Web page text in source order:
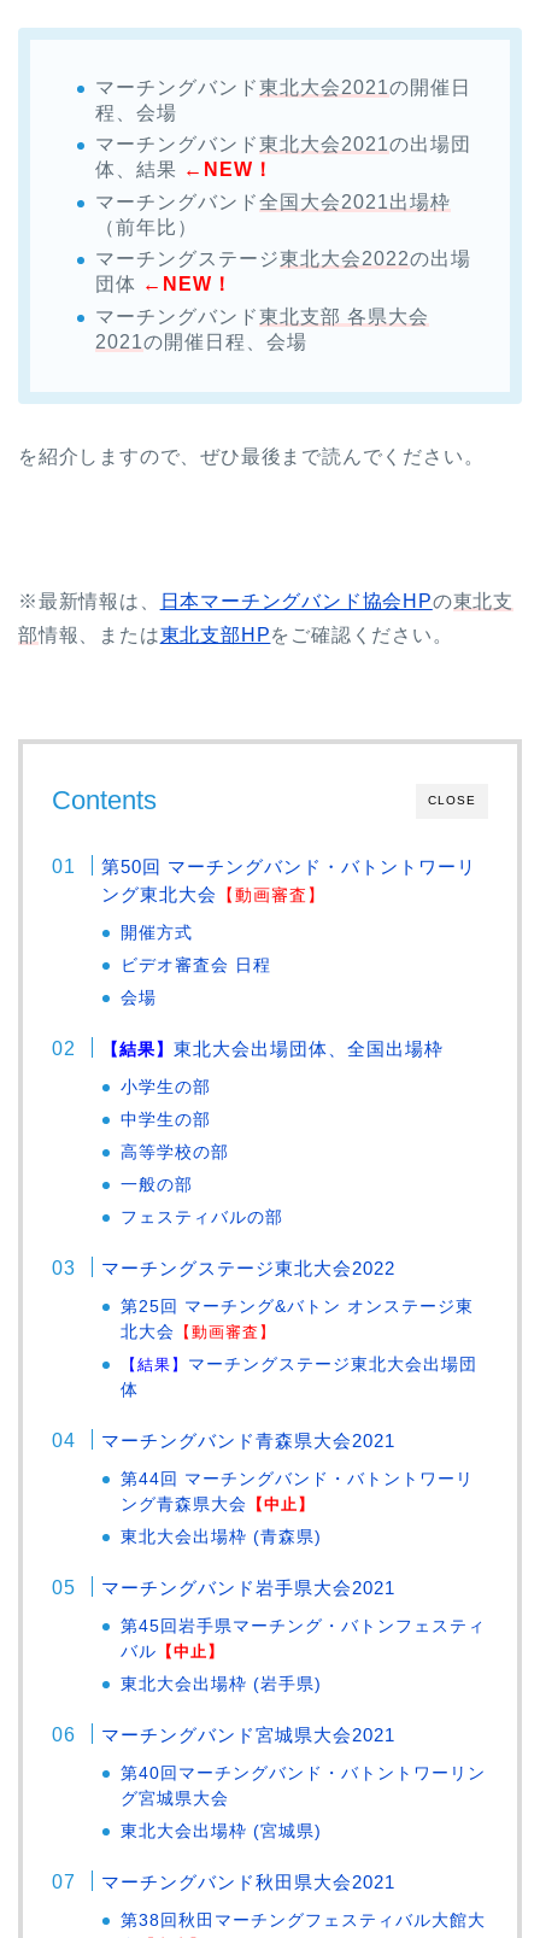
マーチングバンド東北大会2021の開催日
程、会場
マーチングバンド東北大会2021の出場団
体、結果 ←NEW！
マーチングバンド全国大会2021出場枠
（前年比）
マーチングステージ東北大会2022の出場
団体 ←NEW！
マーチングバンド東北支部 各県大会
2021の開催日程、会場
を紹介しますので、ぜひ最後まで読んでください。
※最新情報は、 日本マーチングバンド協会HPの東北支
部情報、または東北支部HPをご確認ください。
CLOSE
Contents
第50回 マーチングバンド・バトントワーリ
ング東北大会
【動画審査】
開催方式
ビデオ審査会 日程
会場
【結果】東北大会出場団体、全国出場枠
小学生の部
中学生の部
高等学校の部
一般の部
フェスティバルの部
マーチングステージ東北大会2022
第25回 マーチング&バトン オンステージ東
北大会 【動画審査】
【結果】 マーチングステージ東北大会出場団
体
マーチングバンド青森県大会2021
第44回 マーチングバンド・バトントワーリ
ング青森県大会 【中止】
東北大会出場枠 (青森県)
マーチングバンド岩手県大会2021
第45回岩手県マーチング・バトンフェスティ
バル 【中止】
東北大会出場枠 (岩手県)
マーチングバンド宮城県大会2021
第40回マーチングバンド・バトントワーリン
グ宮城県大会
東北大会出場枠 (宮城県)
マーチングバンド秋田県大会2021
第38回秋田マーチングフェスティバル大館大